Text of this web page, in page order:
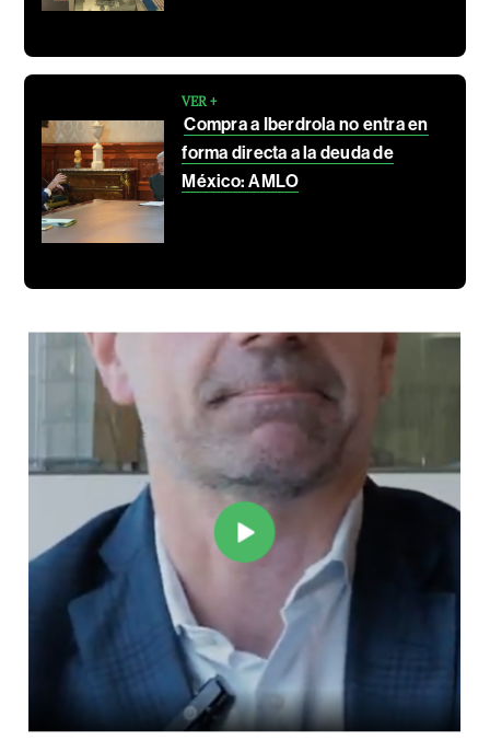
VER +
Compra a Iberdrola no entra en
forma directa a la deuda de
México: AMLO